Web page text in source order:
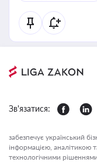
Зв'язатися:
забезпечує український
інформацією, аналітикою
технологічними